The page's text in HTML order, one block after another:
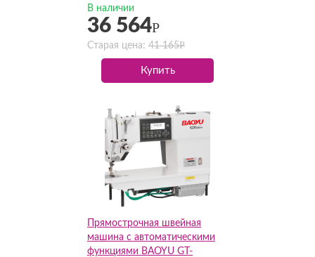
X2-D4(Комплект)
В наличии
36 564Р
Старая цена: 41 165Р
Купить
Прямострочная швейная
машина с автоматическими
функциями BAOYU GT-